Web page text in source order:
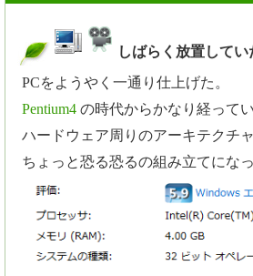
しばらく放置してい
PCをようやく一通り仕上げた。
Pentium4 の時代からかなり経ってい
ハードウェア周りのアーキテクチ
ちょっと恐る恐るの組み立てにな